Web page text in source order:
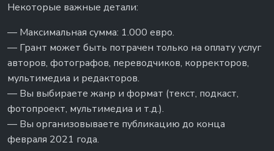
Некоторые важные детали:
— Максимальная сумма: 1.000 евро.
— Грант может быть потрачен только на оплату услуг
авторов, фотографов, переводчиков, корректоров,
мультимедиа и редакторов.
— Вы выбираете жанр и формат (текст, подкаст,
фотопроект, мультимедиа и т.д.).
— Вы организовываете публикацию до конца
февраля 2021 года.